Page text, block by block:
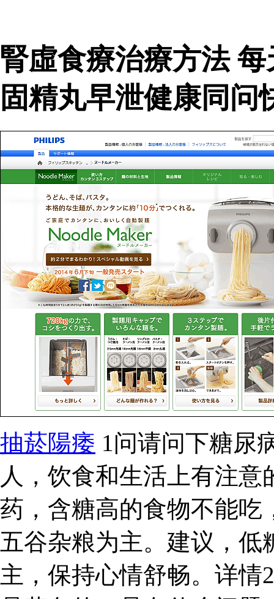
腎虛食療治療方法
固精丸早泄健康同问
抽菸陽痿 1问请问下糖尿
人，饮食和生活上有注
药，含糖高的食物不能吃
五谷杂粮为主。建议，
主，保持心情舒畅。详